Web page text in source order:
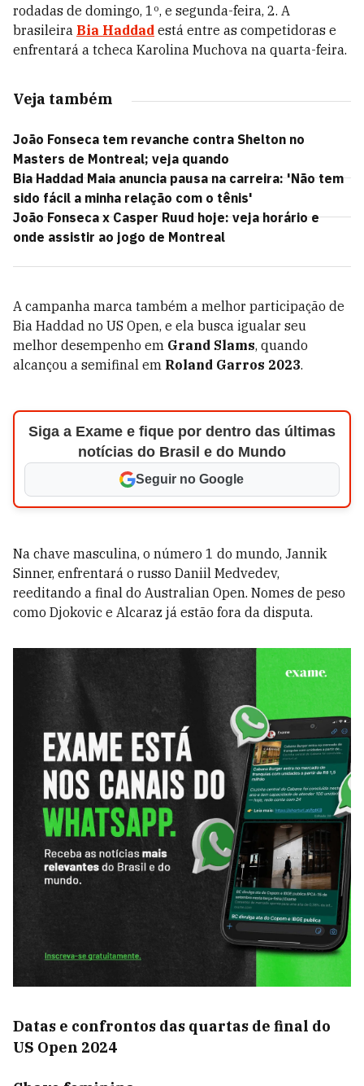
rodadas de domingo, 1º, e segunda-feira, 2. A
brasileira Bia Haddad está entre as competidoras e
enfrentará a tcheca Karolina Muchova na quarta-feira.
Veja também
João Fonseca tem revanche contra Shelton no
Masters de Montreal; veja quando
Bia Haddad Maia anuncia pausa na carreira: 'Não tem
sido fácil a minha relação com o tênis'
João Fonseca x Casper Ruud hoje: veja horário e
onde assistir ao jogo de Montreal
A campanha marca também a melhor participação de
Bia Haddad no US Open, e ela busca igualar seu
melhor desempenho em Grand Slams, quando
alcançou a semifinal em Roland Garros 2023.
Siga a Exame e fique por dentro das últimas
notícias do Brasil e do Mundo
Seguir no Google
Na chave masculina, o número 1 do mundo, Jannik
Sinner, enfrentará o russo Daniil Medvedev,
reeditando a final do Australian Open. Nomes de peso
como Djokovic e Alcaraz já estão fora da disputa.
Datas e confrontos das quartas de final do
US Open 2024